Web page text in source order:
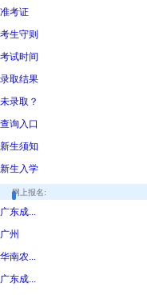
准考证
考生守则
考试时间
录取结果
未录取？
查询入口
新生须知
新生入学
网上报名:
广东成...
广州
华南农...
广东成...